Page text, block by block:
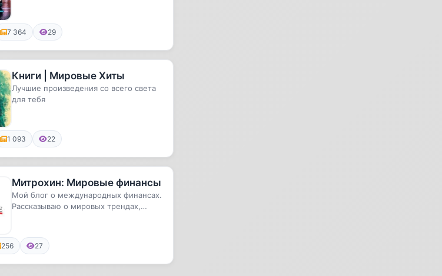
7 364 29
Книги | Мировые Хиты
Лучшие произведения со всего света
для тебя
1 093 22
Митрохин: Мировые финансы
Мой блог о международных финансах.
Рассказываю о мировых трендах,
256 27